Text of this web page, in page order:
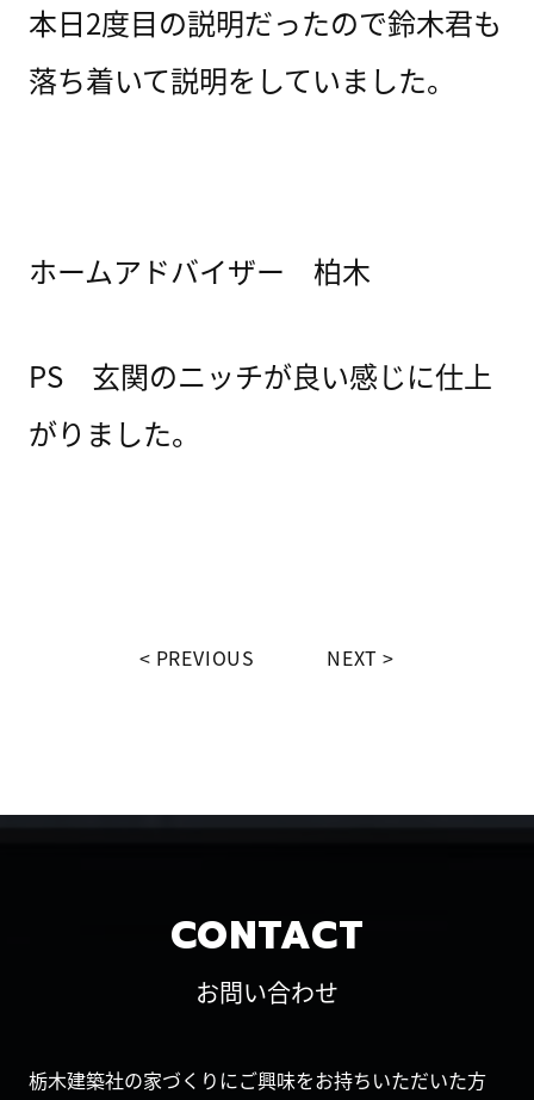
本日2度目の説明だったので鈴木君も
落ち着いて説明をしていました。
ホームアドバイザー 柏木
PS 玄関のニッチが良い感じに仕上
がりました。
PREVIOUS NEXT
CONTACT
お問い合わせ
栃木建築社の家づくりにご興味をお持ちいただいた方